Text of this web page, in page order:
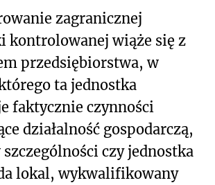
zagranicznej
kontrolowanej wiąże się z
przedsiębiorstwa, w
ta jednostka
faktycznie czynności
działalność gospodarczą,
czy jednostka
lokal, wykwalifikowany